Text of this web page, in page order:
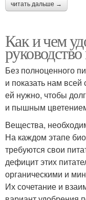
читать дальше →
Как и чем
Без полноценного
и показать нам
ей нужно, чтобы
и пышным
Вещества,
На каждом этапе
требуются свои
дефицит этих
органическими и
Их сочетание и